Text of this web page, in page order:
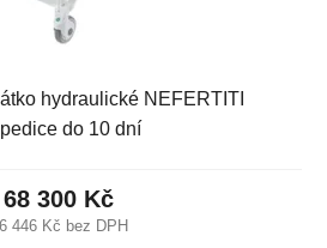
hydraulické NEFERTITI
do 10 dní
446 Kč bez DPH
68 300 Kč